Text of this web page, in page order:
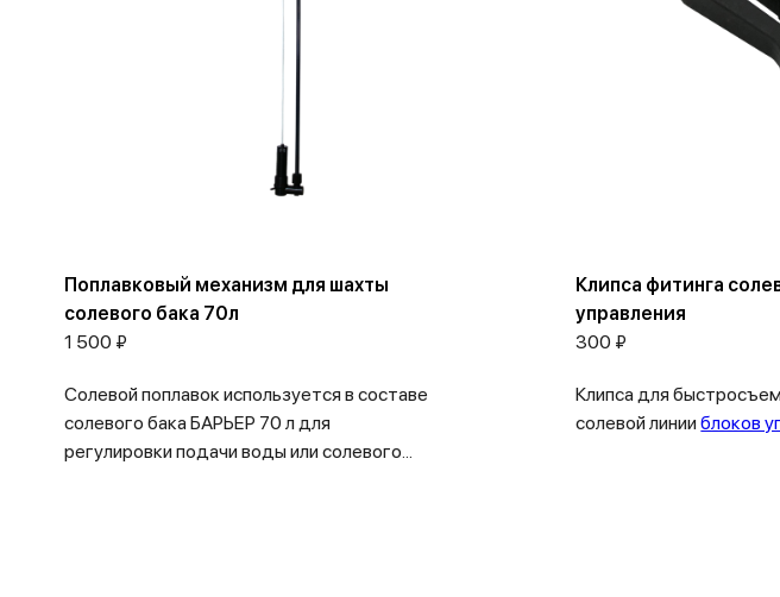
Поплавковый механизм для шахты
солевого бака 70л
1 500 ₽
Солевой поплавок используется в составе
солевого бака БАРЬЕР 70 л для
регулировки подачи воды или солевого...
Клипса фитинга
управления
300 ₽
Клипса для
солевой линииблоков